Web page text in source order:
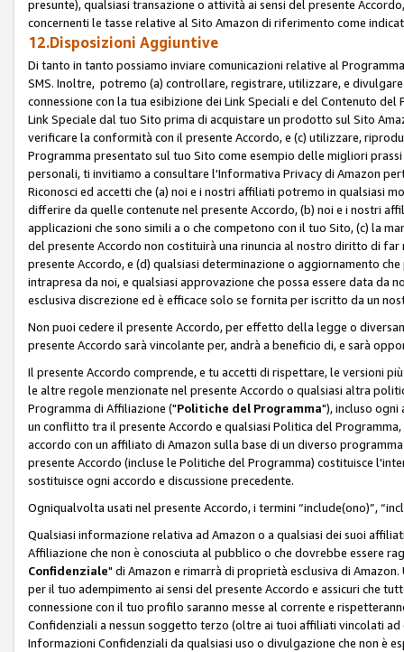
presunte), qualsiasi transazione o attività ai sensi del presente
concernenti le tasse relative al Sito Amazon di riferimento come
12.Disposizioni Aggiuntive
Di tanto in tanto possiamo inviare comunicazioni relative al
SMS. Inoltre, potremo (a) controllare, registrare, utilizzare, e
connessione con la tua esibizione dei Link Speciali e del Contenuto
Link Speciale dal tuo Sito prima di acquistare un prodotto sul Sito
verificare la conformità con il presente Accordo, e (c) utilizzare,
Programma presentato sul tuo Sito come esempio delle migliori
personali, ti invitiamo a consultare l'Informativa Privacy di Amazon
Riconosci ed accetti che (a) noi e i nostri affiliati potremo in qualsiasi
differire da quelle contenute nel presente Accordo, (b) noi e i nostri
applicazioni che sono simili a o che competono con il tuo Sito, (c) la
del presente Accordo non costituirà una rinuncia al nostro diritto di
presente Accordo, e (d) qualsiasi determinazione o aggiornamento
intrapresa da noi, e qualsiasi approvazione che possa essere data
esclusiva discrezione ed è efficace solo se fornita per iscritto da un
Non puoi cedere il presente Accordo, per effetto della legge o
presente Accordo sarà vincolante per, andrà a beneficio di, e sarà
Il presente Accordo comprende, e tu accetti di rispettare, le versioni
le altre regole menzionate nel presente Accordo o qualsiasi altra
Programma di Affiliazione ("Politiche del Programma"), incluso
un conflitto tra il presente Accordo e qualsiasi Politica del
accordo con un affiliato di Amazon sulla base di un diverso
presente Accordo (incluse le Politiche del Programma) costituisce
sostituisce ogni accordo e discussione precedente.
Ogniqualvolta usati nel presente Accordo, i termini “include(ono)”,
Qualsiasi informazione relativa ad Amazon o a qualsiasi dei suoi
Affiliazione che non è conosciuta al pubblico o che dovrebbe essere
Confidenziale" di Amazon e rimarrà di proprietà esclusiva di
per il tuo adempimento ai sensi del presente Accordo e assicuri che
connessione con il tuo profilo saranno messe al corrente e
Confidenziali a nessun soggetto terzo (oltre ai tuoi affiliati vincolati
Informazioni Confidenziali da qualsiasi uso o divulgazione che non è